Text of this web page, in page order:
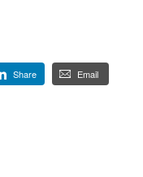
Share Email